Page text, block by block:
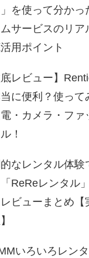
を使って分かっ
サービスのリア
用ポイント
底レビュー】
に便利？使って
電・カメラ・フ
！
なレンタル体験
ReReレンタル
レビューまとめ
いろいろレン